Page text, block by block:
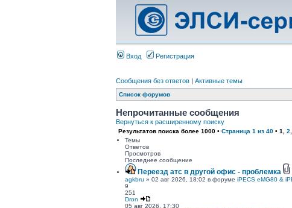
Вход Регистрация
Сообщения без ответов | Активные темы
Список форумов
Непрочитанные сообщения
Вернуться к расширенному поиску
Результатов поиска более 1000 • Страница 1 из 40 • 1 2
Темы
Ответов
Просмотров
Последнее сообщение
Переезд атс в другой офис - проблемка
agkbru » 02 авг 2026, 18:02 в форуме iPECS eMG80 &
9
251
Dron
05 авг 2026, 17:30